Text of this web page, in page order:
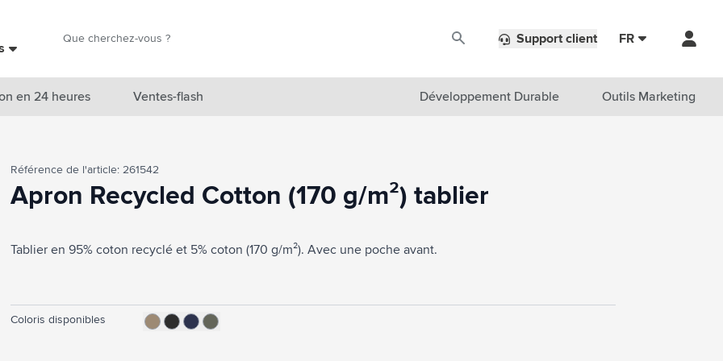
Marques
Thèmes
Accessoires boissons
Sacs & Voyage
Cuisiner & Vivre
Produits de soin
Support client FR
en 24 heures Ventes-flash Développement Durable Outils Marketing
Référence de l'article: 261542
Apron Recycled Cotton (170 g/m²) tablier
Tablier en 95% coton recyclé et 5% coton (170 g/m²). Avec une poche avant.
Coloris disponibles